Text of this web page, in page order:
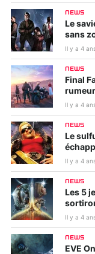
NEWS
Le
sans
Il y a 4
NEWS
Final
Il y a 4
NEWS
Le
Il y a 4
NEWS
Les 5
Il y a 4
NEWS
EVE